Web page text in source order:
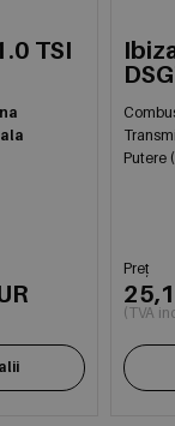
TSI
Putere
Preț
(TVA